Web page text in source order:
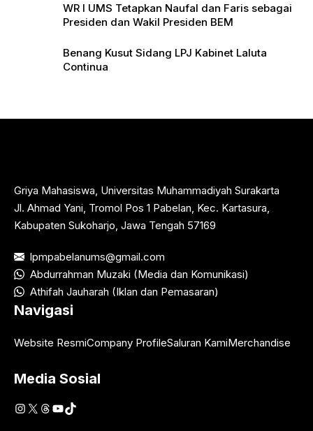
WR I UMS Tetapkan Naufal dan Faris sebagai
Presiden dan Wakil Presiden BEM
Benang Kusut Sidang LPJ Kabinet Laluta
Continua
Griya Mahasiswa, Universitas Muhammadiyah Surakarta
Jl. Ahmad Yani, Tromol Pos 1 Pabelan, Kec. Kartasura,
Kabupaten Sukoharjo, Jawa Tengah 57169
lpmpabelanums@gmail.com
Abdurrahman Muzaki (Media dan Komunikasi)
Athifah Jauharah (Iklan dan Pemasaran)
Navigasi
Website ResmiCompany ProfileSaluran KamiMerchandise
Media Sosial
Instagram
X Threads
YouTube
TikTok